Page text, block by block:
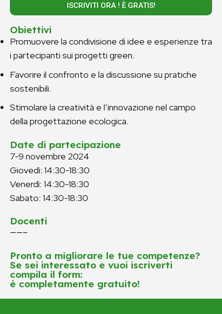
Obiettivi
Promuovere la condivisione di idee e esperienze tra
i partecipanti sui progetti green.
Favorire il confronto e la discussione su pratiche
sostenibili.
Stimolare la creatività e l’innovazione nel campo
della progettazione ecologica.
Date di partecipazione
7-9 novembre 2024
Giovedì: 14:30-18:30
Venerdì: 14:30-18:30
Sabato: 14:30-18:30
Docenti
——–
Pronto a migliorare le tue competenze?
Se sei interessato e vuoi iscriverti
compila il form:
è completamente gratuito!
ISCRIVITI ORA ! È GRATIS!